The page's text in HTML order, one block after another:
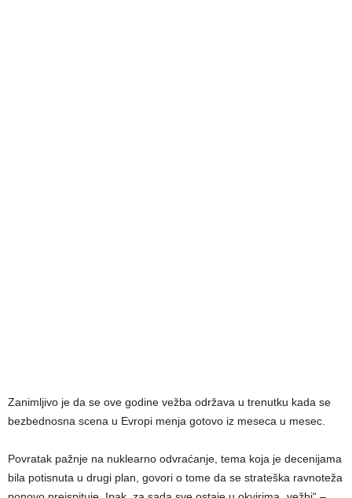
Zanimljivo je da se ove godine vežba održava u trenutku kada se
bezbednosna scena u Evropi menja gotovo iz meseca u mesec.
Povratak pažnje na nuklearno odvraćanje, tema koja je decenijama
bila potisnuta u drugi plan, govori o tome da se strateška ravnoteža